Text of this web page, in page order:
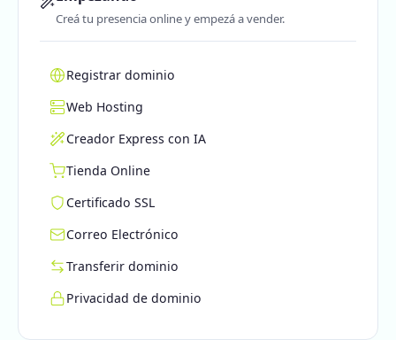
Creá tu presencia online y empezá a vender.
Registrar dominio
Web Hosting
Creador Express con IA
Tienda Online
Certificado SSL
Correo Electrónico
Transferir dominio
Privacidad de dominio